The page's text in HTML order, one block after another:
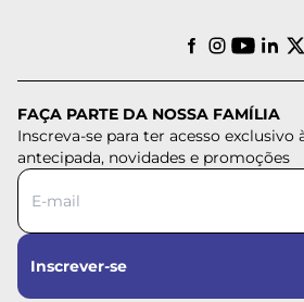
FAÇA PARTE DA NOSSA FAMÍLIA
Inscreva-se para ter acesso exclusivo
antecipada, novidades e promoções
Inscrever-se